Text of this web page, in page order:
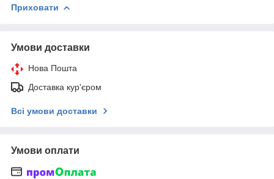
Приховати
Умови доставки
Нова Пошта
Доставка кур'єром
Всі умови доставки
Умови оплати